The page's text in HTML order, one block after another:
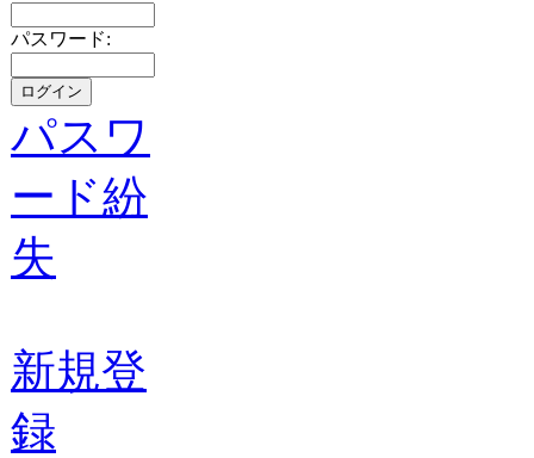
パスワード:
パスワ
ード紛
失
新規登
録